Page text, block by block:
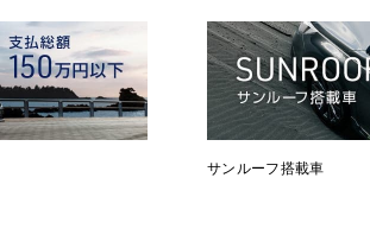
サンルーフ搭載車